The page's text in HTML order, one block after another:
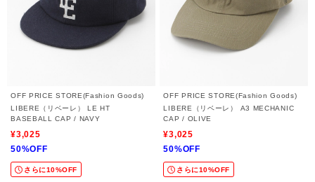
OFF PRICE STORE(Fashion Goods)
LIBERE（リベーレ） LE HT
BASEBALL CAP / NAVY
¥3,025
50%OFF
さらに10%OFF
OFF PRICE STORE(Fashion Goods)
LIBERE（リベーレ） A3 MECHANIC
CAP / OLIVE
¥3,025
50%OFF
さらに10%OFF